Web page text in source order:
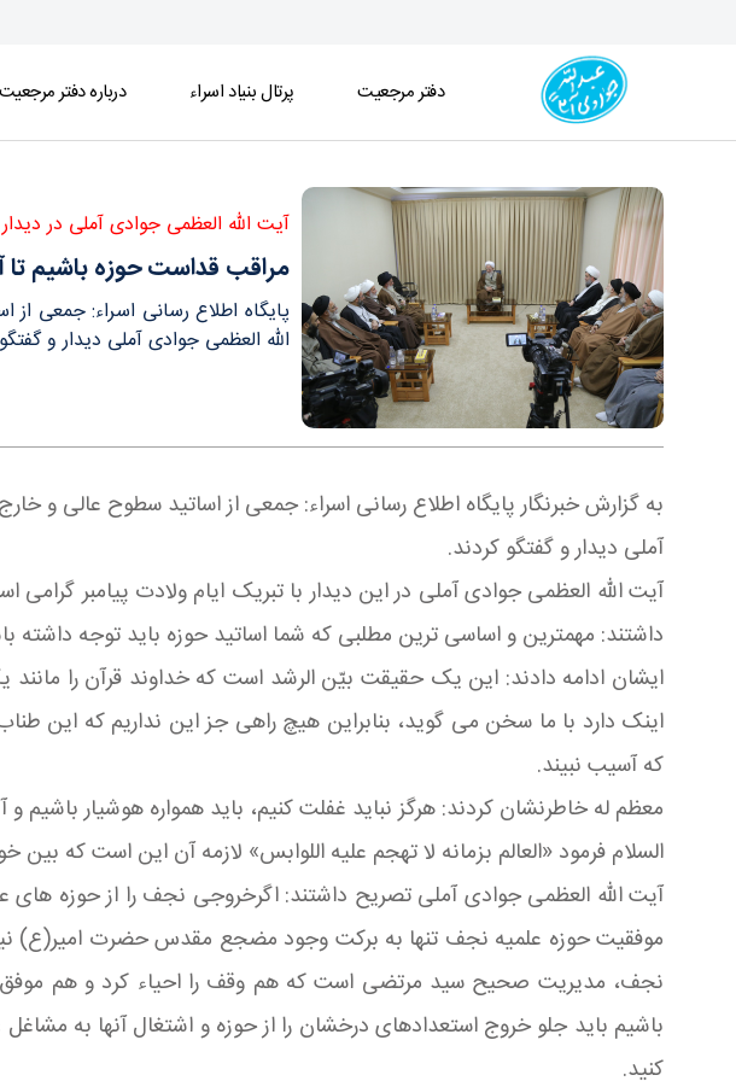
دفتر مرجعیت پرتال بنیاد اسراء درباره دفتر مرجعیت
آیت الله العظمی جوادی آملی در
مراقب قداست حوزه باشیم تا
پایگاه اطلاع رسانی اسراء: جمعی
الله العظمی جوادی آملی دیدار و
به گزارش خبرنگار پایگاه اطلاع رسانی اسراء: جمعی از اساتید سطوح عالی و
آملی دیدار و گفتگو کردند.
آیت الله العظمی جوادی آملی در این دیدار با تبریک ایام ولادت پیامبر
داشتند: مهمترین و اساسی ترین مطلبی که شما اساتید حوزه باید توجه داشته
ایشان ادامه دادند: این یک حقیقت بیّن الرشد است که خداوند قرآن را
اینک دارد با ما سخن می گوید، بنابراین هیچ راهی جز این نداریم که این
که آسیب نبیند.
معظم له خاطرنشان کردند: هرگز نباید غفلت کنیم، باید همواره هوشیار
السلام فرمود «العالم بزمانه لا تهجم علیه اللوابس» لازمه آن این است که
آیت الله العظمی جوادی آملی تصریح داشتند: اگرخروجی نجف را از حوزه های
موفقیت حوزه علمیه نجف تنها به برکت وجود مضجع مقدس حضرت امیر(ع)
نجف، مدیریت صحیح سید مرتضی است که هم وقف را احیاء کرد و هم موفق شد
باشیم باید جلو خروج استعدادهای درخشان را از حوزه و اشتغال آنها به
کنید.